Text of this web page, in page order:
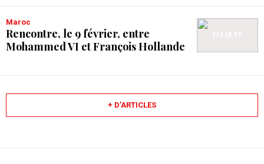
Maroc
Rencontre, le 9 février, entre
Mohammed VI et François Hollande
+ D’ARTICLES